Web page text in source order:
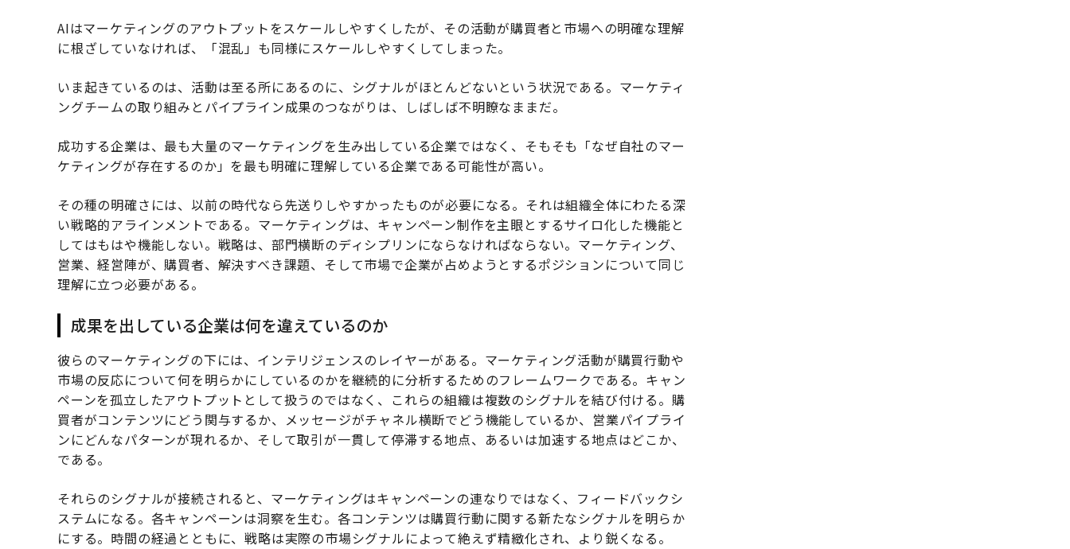
AIはマーケティングのアウトプットをスケールしやすくしたが、その活動が購買者と市場への明確な理解
に根ざしていなければ、「混乱」も同様にスケールしやすくしてしまった。
いま起きているのは、活動は至る所にあるのに、シグナルがほとんどないという状況である。マーケティ
ングチームの取り組みとパイプライン成果のつながりは、しばしば不明瞭なままだ。
成功する企業は、最も大量のマーケティングを生み出している企業ではなく、そもそも「なぜ自社のマー
ケティングが存在するのか」を最も明確に理解している企業である可能性が高い。
その種の明確さには、以前の時代なら先送りしやすかったものが必要になる。それは組織全体にわたる深
い戦略的アラインメントである。マーケティングは、キャンペーン制作を主眼とするサイロ化した機能と
してはもはや機能しない。戦略は、部門横断のディシプリンにならなければならない。マーケティング、
営業、経営陣が、購買者、解決すべき課題、そして市場で企業が占めようとするポジションについて同じ
理解に立つ必要がある。
成果を出している企業は何を違えているのか
彼らのマーケティングの下には、インテリジェンスのレイヤーがある。マーケティング活動が購買行動や
市場の反応について何を明らかにしているのかを継続的に分析するためのフレームワークである。キャン
ペーンを孤立したアウトプットとして扱うのではなく、これらの組織は複数のシグナルを結び付ける。購
買者がコンテンツにどう関与するか、メッセージがチャネル横断でどう機能しているか、営業パイプライ
ンにどんなパターンが現れるか、そして取引が一貫して停滞する地点、あるいは加速する地点はどこか、
である。
それらのシグナルが接続されると、マーケティングはキャンペーンの連なりではなく、フィードバックシ
ステムになる。各キャンペーンは洞察を生む。各コンテンツは購買行動に関する新たなシグナルを明らか
にする。時間の経過とともに、戦略は実際の市場シグナルによって絶えず精緻化され、より鋭くなる。